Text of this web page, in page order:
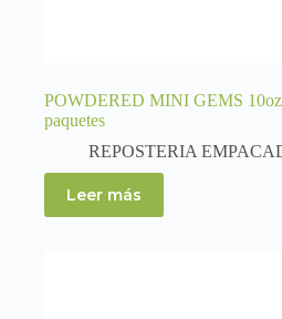
POWDERED MINI GEMS
paquetes
REPOSTERIA
Leer más